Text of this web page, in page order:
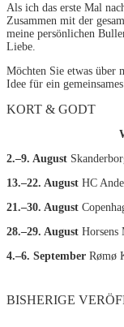
Als ich das erste Mal
Zusammen mit der
meine persönlichen
Liebe.
Möchten Sie etwas über
Idee für ein
KORT & GODT
2.–9. August
13.–22. August HC
21.–30. August
28.–29. August Horsens
4.–6. September Rømø
BISHERIGE